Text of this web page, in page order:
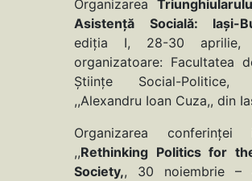
Organizarea
Asistenţă Socială: Iaşi-
ediţia I, 28-30 aprilie,
organizatoare: Facultatea
Ştiinţe Social-Politice,
,,Alexandru Ioan Cuza,, din
Organizarea conferinţei
,,Rethinking Politics for
Society,, 30 noiembrie –